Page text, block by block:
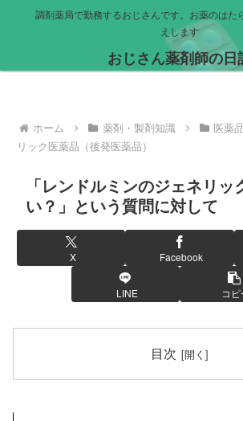
調剤薬局で勤務するおじさんです。お薬のはた
えします
おじさん薬剤師の日
ホーム 薬剤・製剤知識 医薬
リック医薬品（後発医薬品）
「レンドルミンのジェネリッ
い？」という質問に対して
X Facebook
LINE コピ
目次